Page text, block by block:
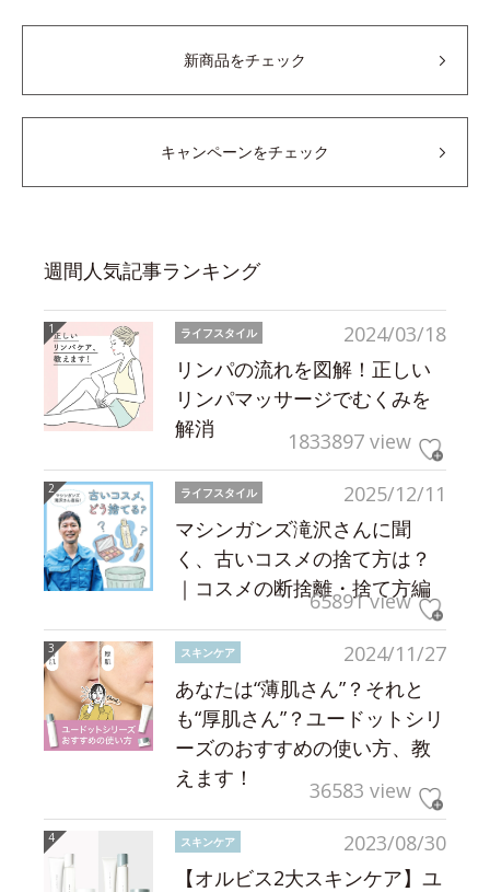
新商品をチェック
キャンペーンをチェック
週間人気記事ランキング
2024/03/18
ライフスタイル
リンパの流れを図解！正しい
リンパマッサージでむくみを
解消
1833897 view
2025/12/11
ライフスタイル
マシンガンズ滝沢さんに聞
く、古いコスメの捨て方は？
｜コスメの断捨離・捨て方編
65891 view
2024/11/27
スキンケア
あなたは“薄肌さん”？それと
も“厚肌さん”？ユードットシリ
ーズのおすすめの使い方、教
えます！
36583 view
2023/08/30
スキンケア
【オルビス2大スキンケア】ユ